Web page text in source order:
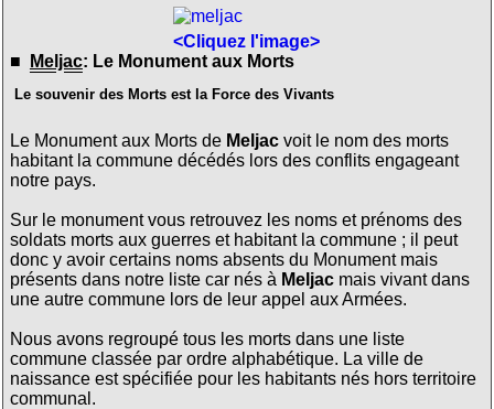
<Cliquez l'image>
■
Meljac: Le Monument aux Morts
Le souvenir des Morts est la Force des Vivants
Le Monument aux Morts de Meljacvoit le nom des morts
habitant la commune décédés lors des conflits engageant
notre pays.
Sur le monument vous retrouvez les noms et prénoms des
soldats morts aux guerres et habitant la commune ; il peut
donc y avoir certains noms absents du Monument mais
présents dans notre liste car nés à Meljacmais vivant dans
une autre commune lors de leur appel aux Armées.
Nous avons regroupé tous les morts dans une liste
commune classée par ordre alphabétique. La ville de
naissance est spécifiée pour les habitants nés hors territoire
communal.